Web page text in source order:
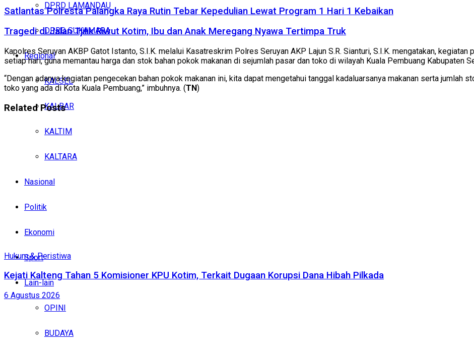
DPRD LAMANDAU
DPRD SUKAMARA
Regional
KALSEL
KALBAR
KALTIM
KALTARA
Nasional
Politik
Ekonomi
Sport
Lain-lain
OPINI
BUDAYA
Satlantas Polresta Palangka Raya Rutin Tebar Kepedulian Lewat Program 1 Hari 1 Kebaikan
Tragedi di Jalan Tjilik Riwut Kotim, Ibu dan Anak Meregang Nyawa Tertimpa Truk
Kapolres Seruyan AKBP Gatot Istanto, S.I.K. melalui Kasatreskrim Polres Seruyan AKP Lajun S.R. Sianturi, S.I.K. mengatakan,
setiap hari, guna memantau harga dan stok bahan pokok makanan di sejumlah pasar dan toko di wilayah Kuala Pembuang Kabupaten
“Dengan adanya kegiatan pengecekan bahan pokok makanan ini, kita dapat mengetahui tanggal kadaluarsanya makanan serta jumlah
toko yang ada di Kota Kuala Pembuang,” imbuhnya. (TN)
RelatedPosts
Hukum & Peristiwa
Kejati Kalteng Tahan 5 Komisioner KPU Kotim, Terkait Dugaan Korupsi Dana Hibah Pilkada
6 Agustus 2026